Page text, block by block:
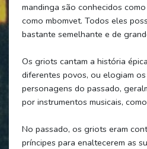
mandinga são conhecidos
como mbomvet. Todos eles
bastante semelhante e de
Os griots cantam a história
diferentes povos, ou elogiam
personagens do passado,
por instrumentos musicais,
No passado, os griots eram
príncipes para enaltecerem as